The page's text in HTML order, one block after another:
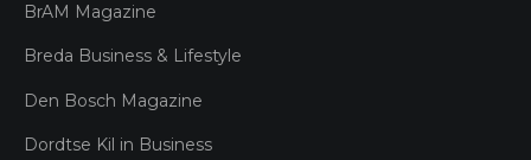
BrAM Magazine
Breda Business & Lifestyle
Den Bosch Magazine
Dordtse Kil in Business